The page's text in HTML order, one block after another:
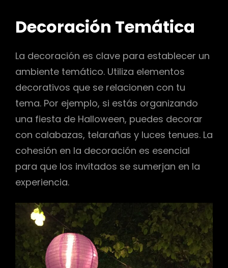
Decoración Temática
La decoración es clave para establecer un
ambiente temático. Utiliza elementos
decorativos que se relacionen con tu
tema. Por ejemplo, si estás organizando
una fiesta de Halloween, puedes decorar
con calabazas, telarañas y luces tenues. La
cohesión en la decoración es esencial
para que los invitados se sumerjan en la
experiencia.